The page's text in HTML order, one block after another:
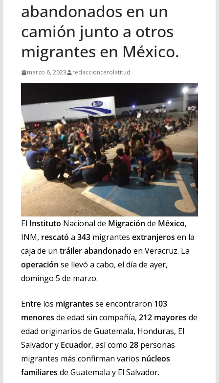
abandonados en un
camión junto a otros
migrantes en México.
marzo 6, 2023 redaccioncerolatitud
El Instituto Nacional de Migración de México,
INM, rescató a 343 migrantes extranjeros en la
caja de un tráiler abandonado en Veracruz. La
operación se llevó a cabo, el día de ayer,
domingo 5 de marzo.
Entre los migrantes se encontraron 103
menores de edad sin compañía, 212 mayores de
edad originarios de Guatemala, Honduras, El
Salvador y Ecuador, así como 28 personas
migrantes más confirman varios núcleos
familiares de Guatemala y El Salvador.